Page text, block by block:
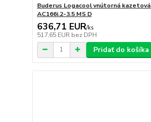
Buderus Logacool vnútorná
AC166i.2-3.5 MS D
636,71 EUR/ks
517,65 EUR bez DPH
Pridať do košíka